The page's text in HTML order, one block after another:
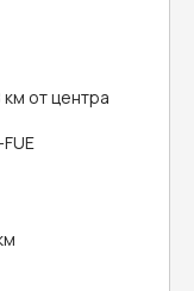
от центра